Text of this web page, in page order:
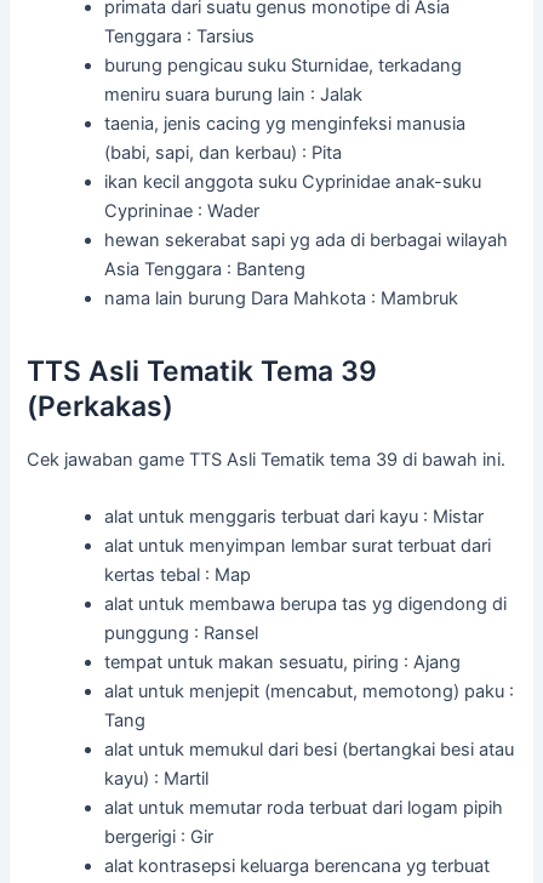
primata dari suatu genus monotipe di Asia
Tenggara : Tarsius
burung pengicau suku Sturnidae, terkadang
meniru suara burung lain : Jalak
taenia, jenis cacing yg menginfeksi manusia
(babi, sapi, dan kerbau) : Pita
ikan kecil anggota suku Cyprinidae anak-suku
Cyprininae : Wader
hewan sekerabat sapi yg ada di berbagai wilayah
Asia Tenggara : Banteng
nama lain burung Dara Mahkota : Mambruk
TTS Asli Tematik Tema 39
(Perkakas)
Cek jawaban game TTS Asli Tematik tema 39 di bawah ini.
alat untuk menggaris terbuat dari kayu : Mistar
alat untuk menyimpan lembar surat terbuat dari
kertas tebal : Map
alat untuk membawa berupa tas yg digendong di
punggung : Ransel
tempat untuk makan sesuatu, piring : Ajang
alat untuk menjepit (mencabut, memotong) paku :
Tang
alat untuk memukul dari besi (bertangkai besi atau
kayu) : Martil
alat untuk memutar roda terbuat dari logam pipih
bergerigi : Gir
alat kontrasepsi keluarga berencana yg terbuat